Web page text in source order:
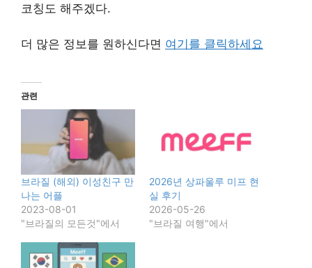
코칭도 해주겠다.
더 많은 정보를 원하신다면 여기를 클릭하세요
관련
브라질 (해외) 이성친구 만
나는 어플
2023-08-01
"브라질의 모든것"에서
2026년 상파울루 미프 현
실 후기
2026-05-26
"브라질 여행"에서